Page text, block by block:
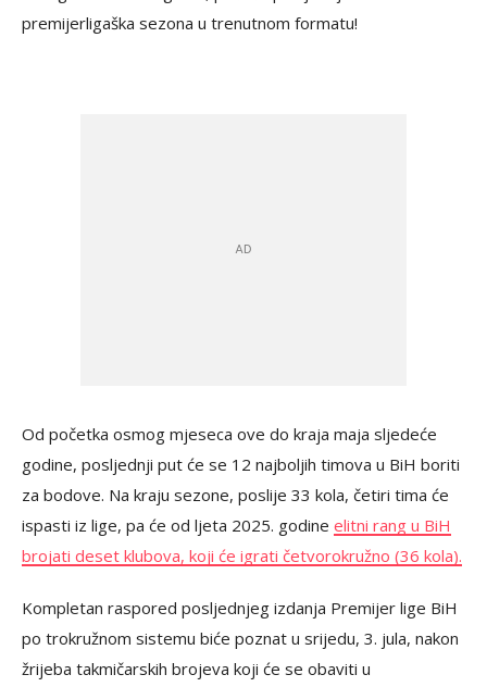
premijerligaška sezona u trenutnom formatu!
Od početka osmog mjeseca ove do kraja maja sljedeće
godine, posljednji put će se 12 najboljih timova u BiH boriti
za bodove. Na kraju sezone, poslije 33 kola, četiri tima će
ispasti iz lige, pa će od ljeta 2025. godine elitni rang u BiH
brojati deset klubova, koji će igrati četvorokružno (36 kola).
Kompletan raspored posljednjeg izdanja Premijer lige BiH
po trokružnom sistemu biće poznat u srijedu, 3. jula, nakon
žrijeba takmičarskih brojeva koji će se obaviti u